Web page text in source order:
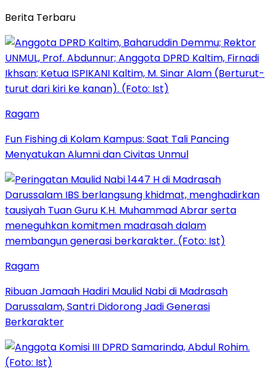
Berita Terbaru
Ragam
Fun Fishing di Kolam Kampus: Saat Tali Pancing
Menyatukan Alumni dan Civitas Unmul
Ragam
Ribuan Jamaah Hadiri Maulid Nabi di Madrasah
Darussalam, Santri Didorong Jadi Generasi
Berkarakter